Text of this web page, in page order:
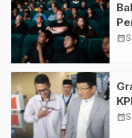
calendar_month
calendar_month